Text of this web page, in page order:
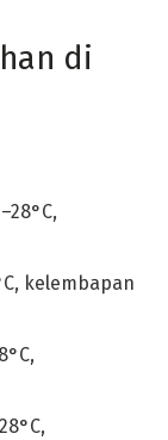
di
kelembapan